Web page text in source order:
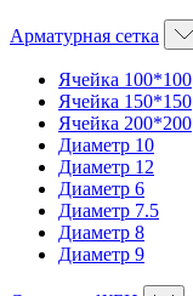
Арматурная сетка
Ячейка 100*100
Ячейка 150*150
Ячейка 200*200
Диаметр 10
Диаметр 12
Диаметр 6
Диаметр 7.5
Диаметр 8
Диаметр 9